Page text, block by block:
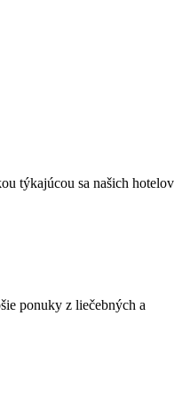
týkajúcou sa našich hotelov
ponuky z liečebných a